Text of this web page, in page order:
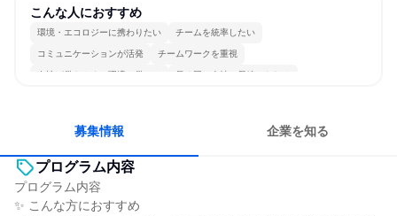
こんな人におすすめ
環境・エコロジーに携わりたい チームを統率したい
コミュニケーションが活発 チームワークを重視
女性が働きやすい環境で働ける 長く同じ会社に居続けられる
募集情報 企業を知る
プログラム内容
プログラム内容
✨ こんな方におすすめ